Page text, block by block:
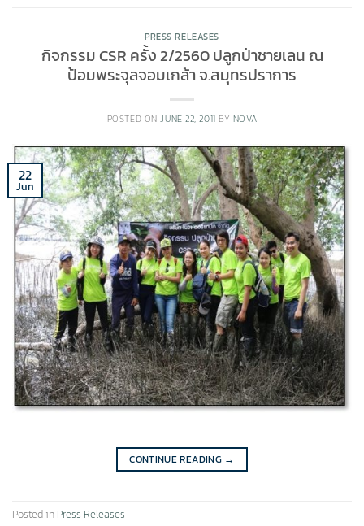
PRESS RELEASES
กิจกรรม CSR ครั้ง 2/2560 ปลูกป่าชายเลน ณ
ป้อมพระจุลจอมเกล้า จ.สมุทรปราการ
POSTED ONJUNE 22, 2011 BY NOVA
22
Jun
CONTINUE READING →
Posted in Press Releases